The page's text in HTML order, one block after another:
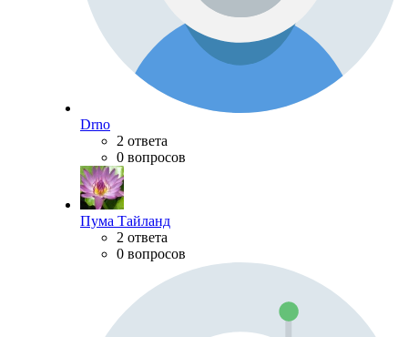
Drno
2 ответа
0 вопросов
Пума Тайланд
2 ответа
0 вопросов